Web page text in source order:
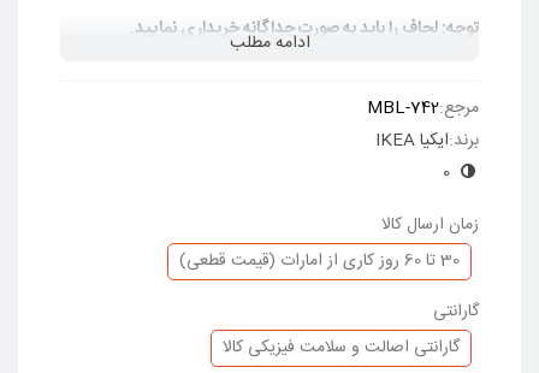
توجه: لحاف را باید به صورت جداگانه خریداری نمایید.
ادامه مطلب
مرجع:MBL-742
برند:ایکیا IKEA
0
زمان ارسال کالا
30 تا 60 روز کاری از امارات (قیمت قطعی)
گارانتی
گارانتی اصالت و سلامت فیزیکی کالا